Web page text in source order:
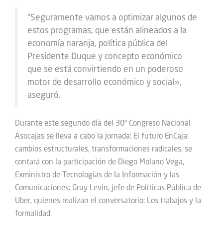
“Seguramente vamos a optimizar algunos de
estos programas, que están alineados a la
economía naranja, política pública del
Presidente Duque y concepto económico
que se está convirtiendo en un poderoso
motor de desarrollo económico y social»,
aseguró.
Durante este segundo día del 30° Congreso Nacional
Asocajas se lleva a cabo la jornada: El futuro EnCaja:
cambios estructurales, transformaciones radicales, se
contará con la participación de Diego Molano Vega,
Exministro de Tecnologías de la Información y las
Comunicaciones; Gruy Levin, jefe de Políticas Pública de
Uber, quienes realizan el conversatorio: Los trabajos y la
formalidad.